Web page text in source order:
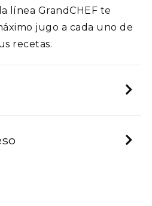
línea GrandCHEF te
jugo a cada uno de
recetas.